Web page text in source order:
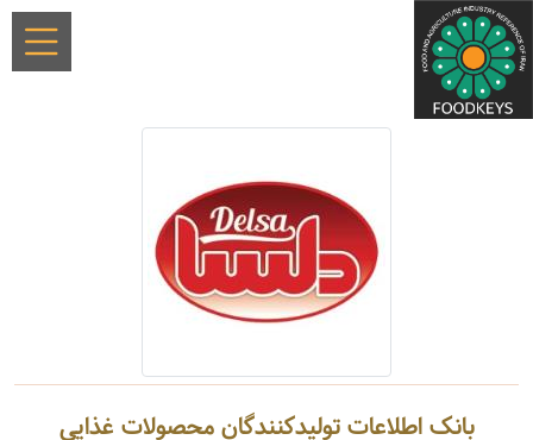
بانک اطلاعات تولیدکنندگان محصولات غذایی